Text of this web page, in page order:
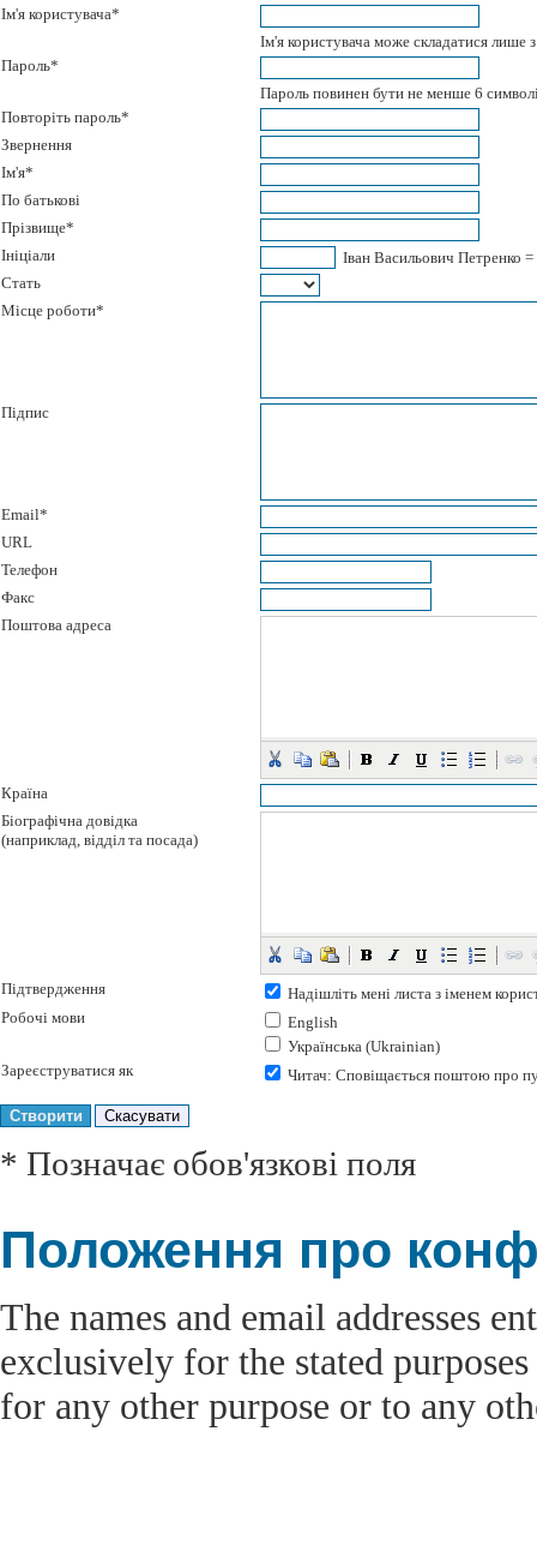
Ім'я користувача*
Ім'я користувача може складатися лише
Пароль*
Пароль повинен бути не менше 6
Повторіть пароль*
Звернення
Ім'я*
По батькові
Прізвище*
Ініціали
Іван Васильович Петренко
Стать
Місце роботи*
Підпис
Email*
URL
Телефон
Факс
Поштова адреса
Країна
Біографічна довідка
(наприклад, відділ та посада)
Підтвердження
Надішліть мені листа з іменем
Робочі мови
English
Українська (Ukrainian)
Зареєструватися як
Читач: Сповіщається поштою про
* Позначає обов'язкові поля
Положення про
The names and email addresses
exclusively for the stated
for any other purpose or to any